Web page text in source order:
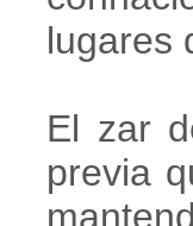
lugares
El zar
previa